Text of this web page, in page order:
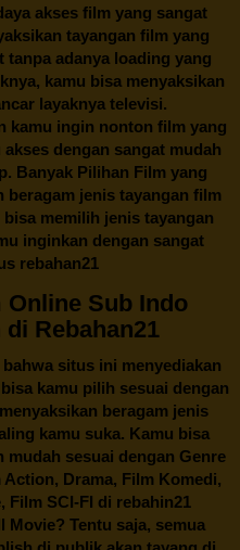
akses film yang sangat
tayangan film yang
tanpa adanya loading yang
kamu bisa menyaksikan
layaknya televisi.
kamu ingin nonton film yang
dengan sangat mudah
Banyak Pilihan Film yang
beragam jenis tayangan film
memilih jenis tayangan
inginkan dengan sangat
rebahan21
Online Sub Indo
Rebahan21
situs ini menyediakan
kamu pilih sesuai dengan
beragam jenis
kamu suka. Kamu bisa
sesuai dengan Genre
Drama, Film Komedi,
Film SCI-FI di rebahin21
Tentu saja, semua